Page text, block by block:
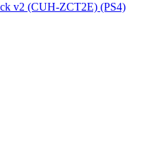
v2 (CUH-ZCT2E) (PS4)